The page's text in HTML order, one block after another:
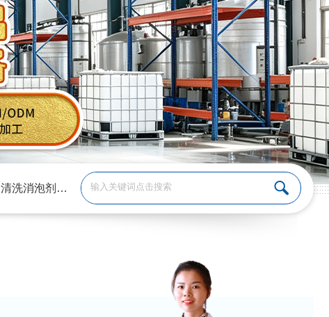
清洗消泡剂 、 涂料消泡剂、切削液消泡剂